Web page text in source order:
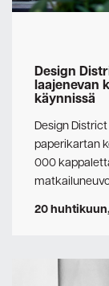
Design
laajenevan
käynnissä
Design
paperikartan
000
20